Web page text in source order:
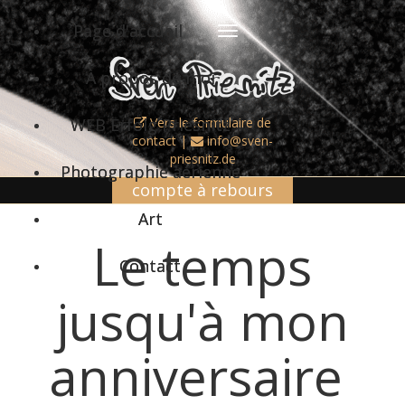
Page d'accueil
À propos de moi
WEB Erfolg Priesnitz
Photographie aérienne
Art
Contact
Vers le formulaire de
contact|
info@sven-
priesnitz.de
compte à rebours
Le temps
jusqu'à mon
anniversaire